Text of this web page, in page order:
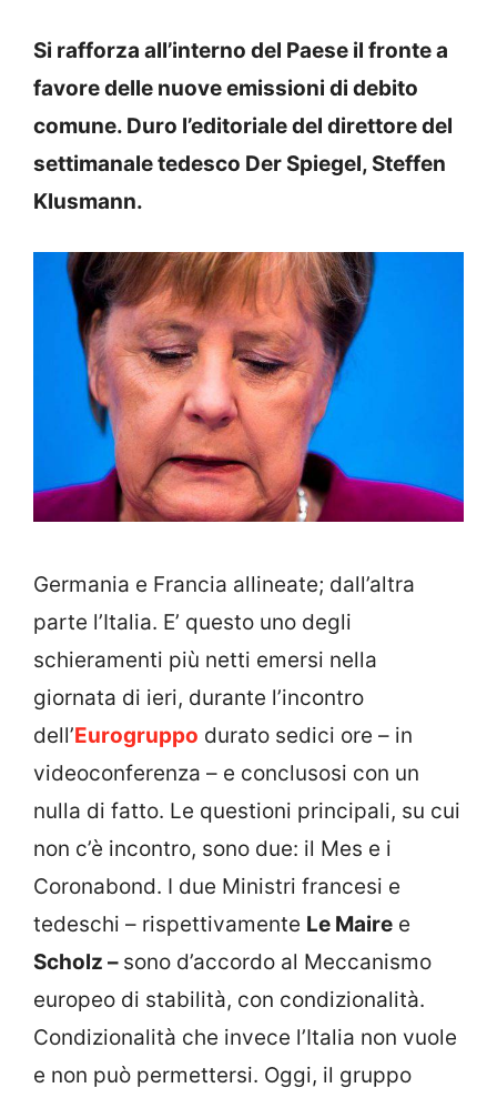
Si rafforza all’interno del Paese il fronte a
favore delle nuove emissioni di debito
comune. Duro l’editoriale del direttore del
settimanale tedesco Der Spiegel, Steffen
Klusmann.
Germania e Francia allineate; dall’altra
parte l’Italia. E’ questo uno degli
schieramenti più netti emersi nella
giornata di ieri, durante l’incontro
dell’Eurogruppo durato sedici ore – in
videoconferenza – e conclusosi con un
nulla di fatto. Le questioni principali, su cui
non c’è incontro, sono due: il Mes e i
Coronabond. I due Ministri francesi e
tedeschi – rispettivamente Le Maire e
Scholz – sono d’accordo al Meccanismo
europeo di stabilità, con condizionalità.
Condizionalità che invece l’Italia non vuole
e non può permettersi. Oggi, il gruppo